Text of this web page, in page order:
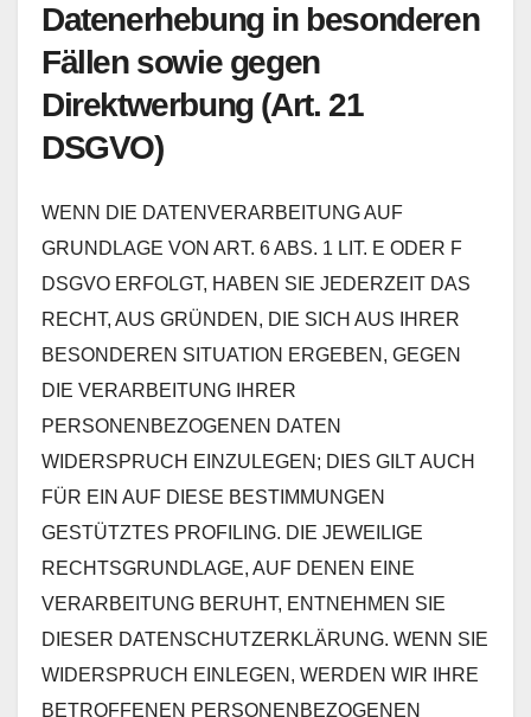
Datenerhebung in besonderen
Fällen sowie gegen
Direktwerbung (Art. 21
DSGVO)
WENN DIE DATENVERARBEITUNG AUF
GRUNDLAGE VON ART. 6 ABS. 1 LIT. E ODER F
DSGVO ERFOLGT, HABEN SIE JEDERZEIT DAS
RECHT, AUS GRÜNDEN, DIE SICH AUS IHRER
BESONDEREN SITUATION ERGEBEN, GEGEN
DIE VERARBEITUNG IHRER
PERSONENBEZOGENEN DATEN
WIDERSPRUCH EINZULEGEN; DIES GILT AUCH
FÜR EIN AUF DIESE BESTIMMUNGEN
GESTÜTZTES PROFILING. DIE JEWEILIGE
RECHTSGRUNDLAGE, AUF DENEN EINE
VERARBEITUNG BERUHT, ENTNEHMEN SIE
DIESER DATENSCHUTZERKLÄRUNG. WENN SIE
WIDERSPRUCH EINLEGEN, WERDEN WIR IHRE
BETROFFENEN PERSONENBEZOGENEN